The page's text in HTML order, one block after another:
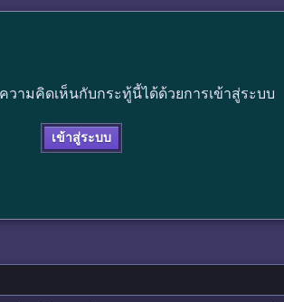
ามคิดเห็นกับกระทู้นี้ได้ด้วยการเข้าสู่ระบบ
เข้าสู่ระบบ